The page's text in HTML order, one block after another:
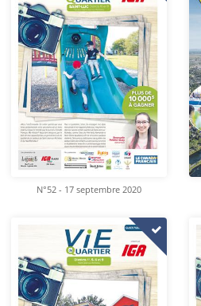
N°52 - 17 septembre 2020